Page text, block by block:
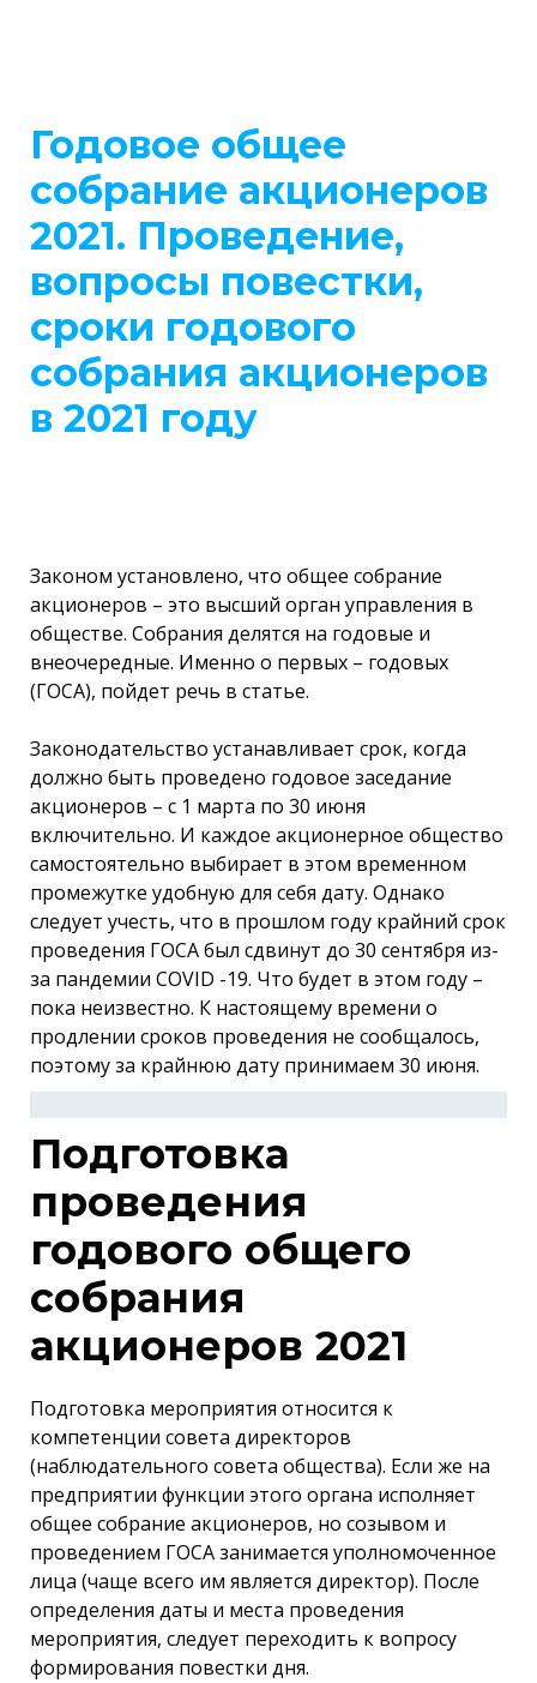
Годовое общее
собрание акционеров
2021. Проведение,
вопросы повестки,
сроки годового
собрания акционеров
в 2021 году
Законом установлено, что общее собрание
акционеров – это высший орган управления в
обществе. Собрания делятся на годовые и
внеочередные. Именно о первых – годовых
(ГОСА), пойдет речь в статье.
Законодательство устанавливает срок, когда
должно быть проведено годовое заседание
акционеров – с 1 марта по 30 июня
включительно. И каждое акционерное общество
самостоятельно выбирает в этом временном
промежутке удобную для себя дату. Однако
следует учесть, что в прошлом году крайний срок
проведения ГОСА был сдвинут до 30 сентября из-
за пандемии COVID -19. Что будет в этом году –
пока неизвестно. К настоящему времени о
продлении сроков проведения не сообщалось,
поэтому за крайнюю дату принимаем 30 июня.
Подготовка
проведения
годового общего
собрания
акционеров 2021
Подготовка мероприятия относится к
компетенции совета директоров
(наблюдательного совета общества). Если же на
предприятии функции этого органа исполняет
общее собрание акционеров, но созывом и
проведением ГОСА занимается уполномоченное
лица (чаще всего им является директор). После
определения даты и места проведения
мероприятия, следует переходить к вопросу
формирования повестки дня.